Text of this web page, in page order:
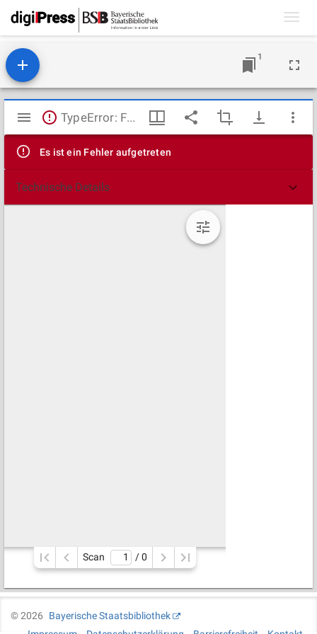
1
Mirador
Viewer
TypeError: Failed to fetch
Es ist ein Fehler aufgetreten
Technische Details
Scan / 0
©2026
Bayerische Staatsbibliothek